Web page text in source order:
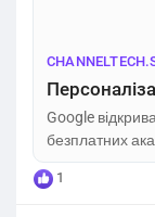
Google
безплатних
Workspace для
1